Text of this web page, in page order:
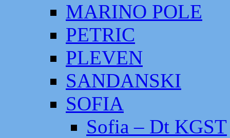
MARINO POLE
PETRIC
PLEVEN
SANDANSKI
SOFIA
Sofia – Dt KGST